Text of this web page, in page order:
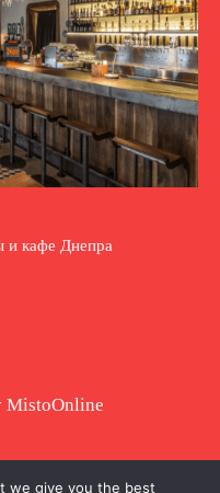
и кафе Днепра
MistoOnline
материала
we give you the best